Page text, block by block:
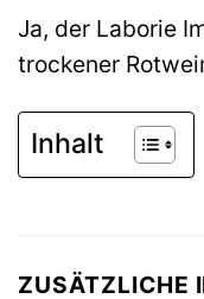
Ja, der Laborie
trockener
Inhalt
ZUSÄTZLICHE